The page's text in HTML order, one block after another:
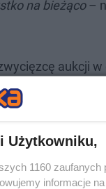
na bieżąco–
aukcji
montaż,
artykułu,
15.
Użytkowniku,
1160
informacje